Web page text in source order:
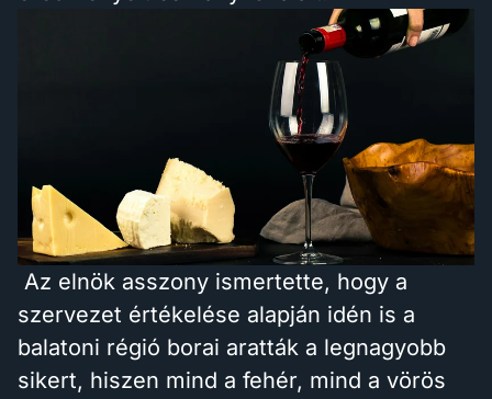
Az elnök asszony ismertette, hogy a
szervezet értékelése alapján idén is a
balatoni régió borai aratták a legnagyobb
sikert, hiszen mind a fehér, mind a vörös